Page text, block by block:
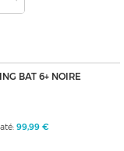
BAT 6+ NOIRE
99,99 €